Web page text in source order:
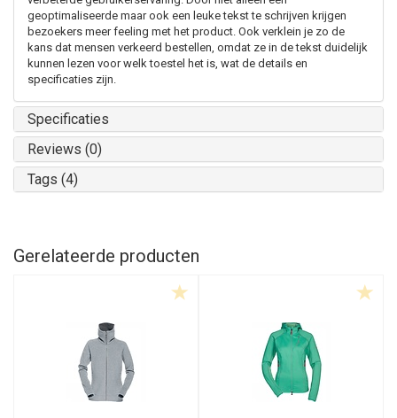
geoptimaliseerde maar ook een leuke tekst te schrijven krijgen
bezoekers meer feeling met het product. Ook verklein je zo de
kans dat mensen verkeerd bestellen, omdat ze in de tekst duidelijk
kunnen lezen voor welk toestel het is, wat de details en
specificaties zijn.
Specificaties
Reviews (0)
Tags (4)
Gerelateerde producten